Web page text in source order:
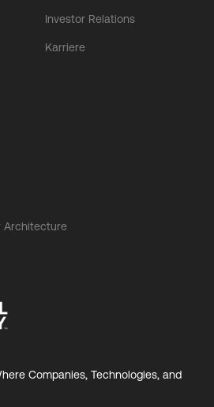
Investor Relations
Karriere
Architecture
Companies, Technologies, and